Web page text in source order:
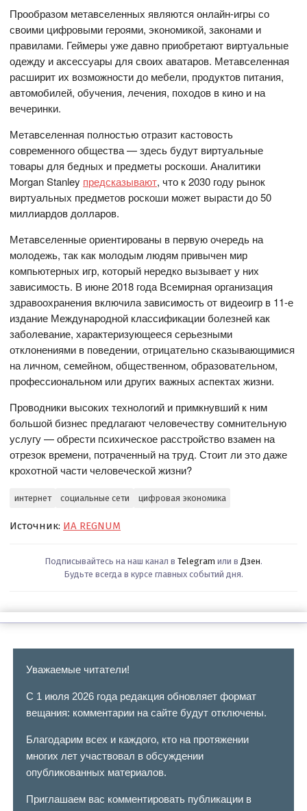
Прообразом метавселенных являются онлайн-игры со
своими цифровыми героями, экономикой, законами и
правилами. Геймеры уже давно приобретают виртуальные
одежду и аксессуары для своих аватаров. Метавселенная
расширит их возможности до мебели, продуктов питания,
автомобилей, обучения, лечения, походов в кино и на
вечеринки.
Метавселенная полностью отразит кастовость
современного общества — здесь будут виртуальные
товары для бедных и предметы роскоши. Аналитики
Morgan Stanley предсказывают, что к 2030 году рынок
виртуальных предметов роскоши может вырасти до 50
миллиардов долларов.
Метавселенные ориентированы в первую очередь на
молодежь, так как молодым людям привычен мир
компьютерных игр, который нередко вызывает у них
зависимость. В июне 2018 года Всемирная организация
здравоохранения включила зависимость от видеоигр в 11-е
издание Международной классификации болезней как
заболевание, характеризующееся серьезными
отклонениями в поведении, отрицательно сказывающимися
на личном, семейном, общественном, образовательном,
профессиональном или других важных аспектах жизни.
Проводники высоких технологий и примкнувший к ним
большой бизнес предлагают человечеству сомнительную
услугу — обрести психическое расстройство взамен на
отрезок времени, потраченный на труд. Стоит ли это даже
крохотной части человеческой жизни?
интернет социальные сети цифровая экономика
Источник: ИА REGNUM
Подписывайтесь на наш канал в Telegram или в Дзен.
Будьте всегда в курсе главных событий дня.
Уважаемые читатели!
С 1 июля 2026 года редакция обновляет формат
вещания: комментарии на сайте будут отключены.
Благодарим всех и каждого, кто на протяжении
многих лет участвовал в обсуждении
опубликованных материалов.
Приглашаем вас комментировать публикации в